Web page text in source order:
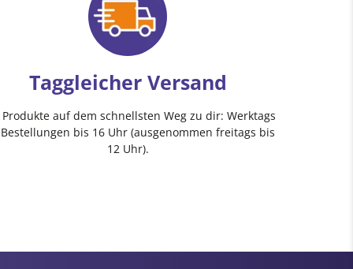
Taggleicher Versand
auf dem schnellsten Weg zu dir: Werktags
bis 16 Uhr (ausgenommen freitags bis
12 Uhr).